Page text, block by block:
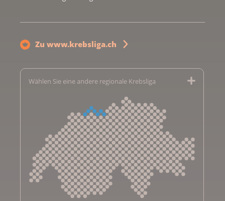
Zu www.krebsliga.ch
Wählen Sie eine andere regionale Krebsliga